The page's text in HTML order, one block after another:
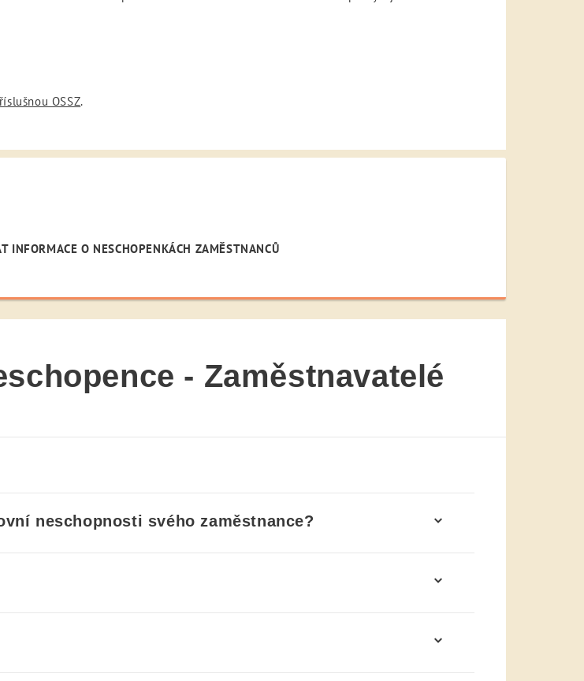
OSSZ.
INFORMACE O NESCHOPENKÁCH ZAMĚSTNANCŮ
- Zaměstnavatelé
neschopnosti svého zaměstnance?